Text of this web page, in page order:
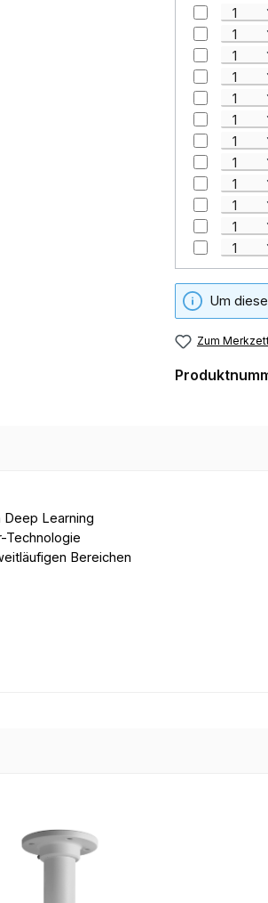
Um
Zum
Deep Learning
Technologie
Bereichen